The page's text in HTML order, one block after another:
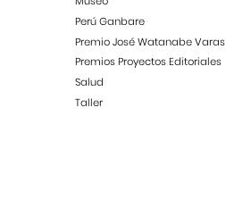
Perú Ganbare
Premio José Watanabe Varas
Premios Proyectos Editoriales
Salud
Taller